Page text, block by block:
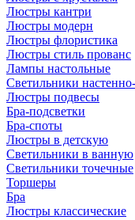
Люстры кантри
Люстры модерн
Люстры флористика
Люстры стиль прованс
Лампы настольные
Светильники
Люстры подвесы
Бра-подсветки
Бра-споты
Люстры в детскую
Светильники в ванную
Светильники точечные
Торшеры
Бра
Люстры классические